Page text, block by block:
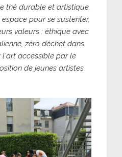
thé durable et artistique.
pour se sustenter,
valeurs : éthique avec
zéro déchet dans
accessible par le
de jeunes artistes